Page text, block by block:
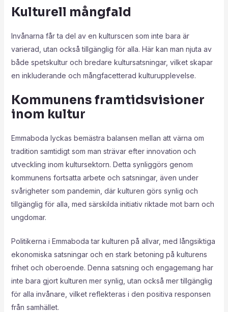
Kulturell mångfald
Invånarna får ta del av en kulturscen som inte bara är
varierad, utan också tillgänglig för alla. Här kan man njuta av
både spetskultur och bredare kultursatsningar, vilket skapar
en inkluderande och mångfacetterad kulturupplevelse.
Kommunens framtidsvisioner
inom kultur
Emmaboda lyckas bemästra balansen mellan att värna om
tradition samtidigt som man strävar efter innovation och
utveckling inom kultursektorn. Detta synliggörs genom
kommunens fortsatta arbete och satsningar, även under
svårigheter som pandemin, där kulturen görs synlig och
tillgänglig för alla, med särskilda initiativ riktade mot barn och
ungdomar.
Politikerna i Emmaboda tar kulturen på allvar, med långsiktiga
ekonomiska satsningar och en stark betoning på kulturens
frihet och oberoende. Denna satsning och engagemang har
inte bara gjort kulturen mer synlig, utan också mer tillgänglig
för alla invånare, vilket reflekteras i den positiva responsen
från samhället.